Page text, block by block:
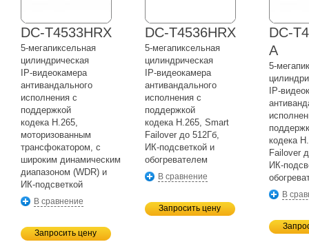
DC-T4533HRX
5-мегапиксельная
цилиндрическая
IP-видеокамера
антивандального
исполнения с
поддержкой
кодека H.265,
моторизованным
трансфокатором, с
широким динамическим
диапазоном (WDR) и
ИК-подсветкой
В сравнение
Запросить цену
DC-T4536HRX
5-мегапиксельная
цилиндрическая
IP-видеокамера
антивандального
исполнения с
поддержкой
кодека H.265, Smart
Failover до 512Гб,
ИК-подсветкой и
обогревателем
В сравнение
Запросить цену
DC-
A
5-
IP-
кодека
Failover
ИК-
В